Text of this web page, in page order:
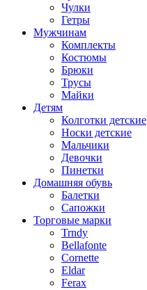
Чулки
Гетры
Мужчинам
Комплекты
Костюмы
Брюки
Трусы
Майки
Детям
Колготки детские
Носки детские
Мальчики
Девочки
Пинетки
Домашняя обувь
Балетки
Сапожки
Торговые марки
Trndy
Bellafonte
Cornette
Eldar
Ferax